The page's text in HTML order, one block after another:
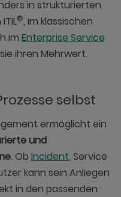
in strukturierten
®, im klassischen
im Enterprise Service
ihren Mehrwert.
selbst
ermöglicht ein
und
. Ob Incident, Service
kann sein Anliegen
in den passenden